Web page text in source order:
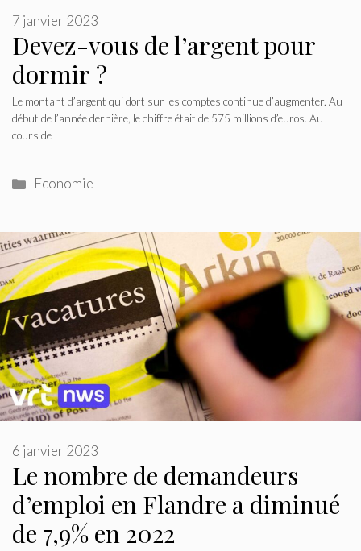
Devez-vous de l’argent pour
dormir ?
7 janvier 2023
Le montant d’argent qui dort sur les comptes continue d’augmenter. Au
début de l’année dernière, le chiffre était de 575 millions d’euros. Au
cours de
Catégories
Economie
Le nombre de demandeurs
d’emploi en Flandre a diminué
de 7,9% en 2022
6 janvier 2023